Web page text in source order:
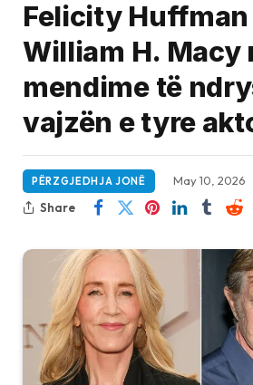
Felicity Huffman
William H. Macy
mendime të
vajzën e tyre
PËRZGJEDHJA JONË May 10, 2026
Share